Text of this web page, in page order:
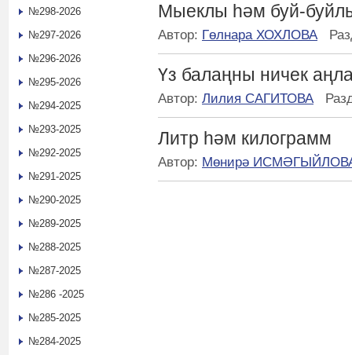
Мыеклы һәм буй-
Автор: Гөлнара ХОХЛОВА
Үз балаңны ничек
Автор: Лилия САГИТОВА
Литр һәм килограмм
Автор: Мөнирә
№298-2026
№297-2026
№296-2026
№295-2026
№294-2025
№293-2025
№292-2025
№291-2025
№290-2025
№289-2025
№288-2025
№287-2025
№286 -2025
№285-2025
№284-2025